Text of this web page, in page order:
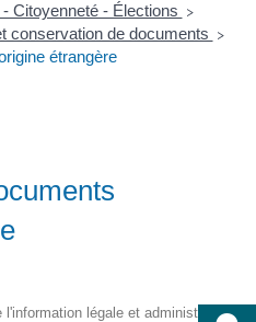
Citoyenneté - Élections >
conservation de documents >
étrangère
légale et administrative